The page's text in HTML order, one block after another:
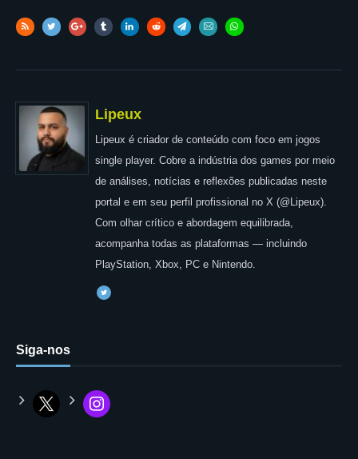
Lipeux
Lipeux é criador de conteúdo com foco em jogos
single player. Cobre a indústria dos games por meio
de análises, notícias e reflexões publicadas neste
portal e em seu perfil profissional no X (@Lipeux).
Com olhar crítico e abordagem equilibrada,
acompanha todas as plataformas — incluindo
PlayStation, Xbox, PC e Nintendo.
Siga-nos